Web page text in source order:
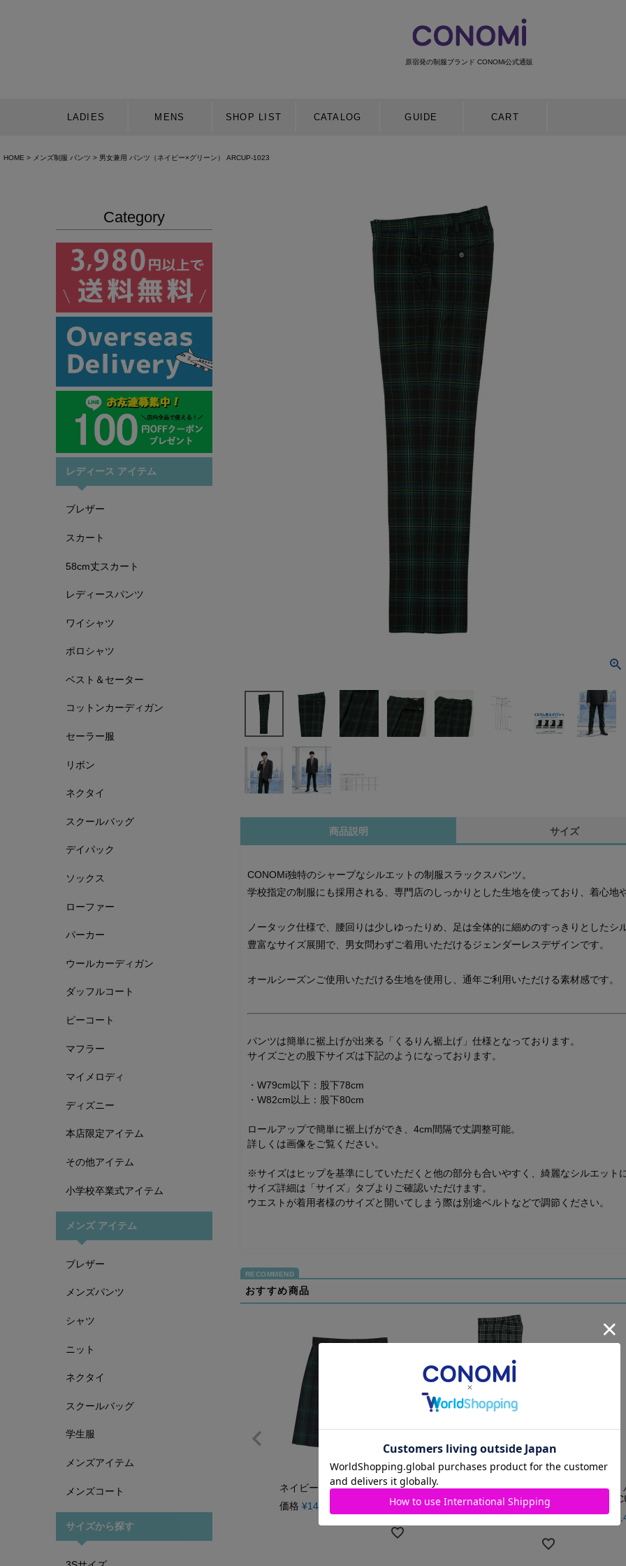
原宿発の制服ブランド CONOMi公式通販
LADIES MENS SHOP LIST CATALOG GUIDE CART
HOME メンズ制服 パンツ 男女兼用 パンツ（ネイビー×グリーン） ARCUP-1023
Category
レディース アイテム
ブレザー
スカート
58cm丈スカート
レディースパンツ
ワイシャツ
ポロシャツ
ベスト＆セーター
コットンカーディガン
セーラー服
リボン
ネクタイ
スクールバッグ
デイパック
ソックス
ローファー
パーカー
ウールカーディガン
ダッフルコート
ピーコート
マフラー
マイメロディ
ディズニー
本店限定アイテム
その他アイテム
小学校卒業式アイテム
メンズ アイテム
ブレザー
メンズパンツ
シャツ
ニット
ネクタイ
スクールバッグ
学生服
メンズアイテム
メンズコート
サイズから探す
商品説明 サイズ
CONOMi独特のシャープなシルエットの制服スラックスパンツ。
学校指定の制服にも採用される、専門店のしっかりとした生地を使っており、着心地
ノータック仕様で、腰回りは少しゆったりめ、足は全体的に細めのすっきりとしたシ
豊富なサイズ展開で、男女問わずご着用いただけるジェンダーレスデザインです。
オールシーズンご使用いただける生地を使用し、通年ご利用いただける素材感です。
パンツは簡単に裾上げが出来る「くるりん裾上げ」仕様となっております。
サイズごとの股下サイズは下記のようになっております。
・W79cm以下：股下78cm
・W82cm以上：股下80cm
ロールアップで簡単に裾上げができ、4cm間隔で丈調整可能。
詳しくは画像をご覧ください。
※サイズはヒップを基準にしていただくと他の部分も合いやすく、綺麗なシルエット
サイズ詳細は「サイズ」タブよりご確認いただけます。
ウエストが着用者様のサイズと開いてしまう際は別途ベルトなどで調節ください。
おすすめ商品
ネイビー×グリーン ARCS-1061
価格 ¥14,300
男女兼用 パンツ（グレー×ホワ
イト） ARCUP-1016
価格 ¥15,400
男女兼用
ン）
価格 ¥